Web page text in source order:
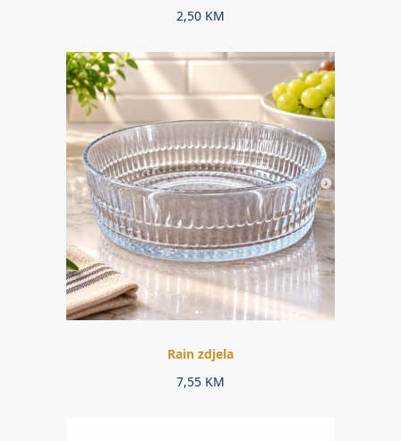
2,50 KM
Rain zdjela
7,55 KM